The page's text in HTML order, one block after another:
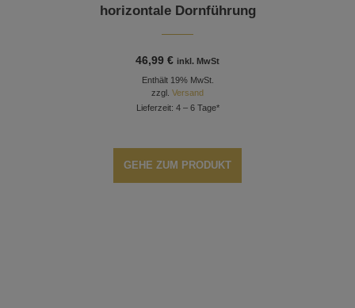
horizontale Dornführung
46,99€ inkl. MwSt
Enthält 19% MwSt.
zzgl.Versand
Lieferzeit: 4 – 6 Tage*
GEHE ZUM PRODUKT